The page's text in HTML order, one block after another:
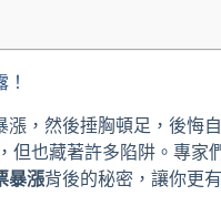
，然後捶胸頓足，後悔
但也藏著許多陷阱。專
暴漲背後的秘密，讓你更